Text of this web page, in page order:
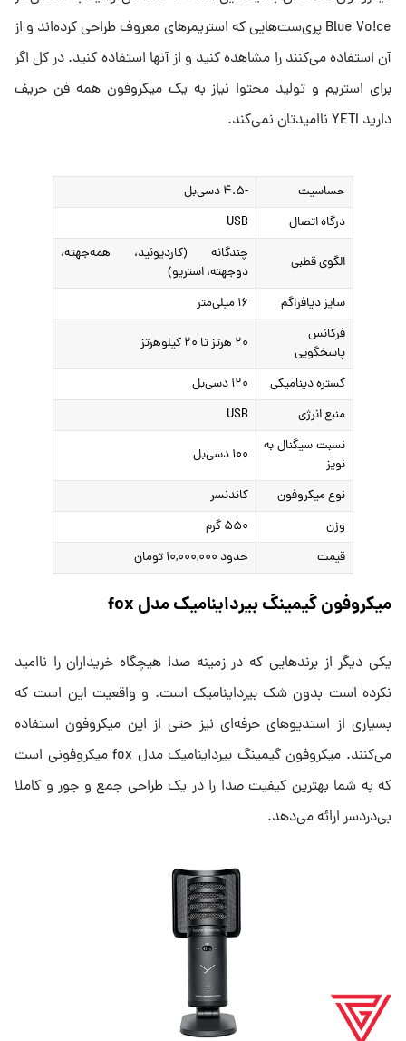
Blue Vo!ce پری‌ست‌هایی که استریمرهای معروف طراحی کرده‌اند و از
آن استفاده می‌کنند را مشاهده کنید و از آنها استفاده کنید. در کل اگر
برای استریم و تولید محتوا نیاز به یک میکروفون همه فن حریف
دارید YETI ناامیدتان نمی‌کند.
حساسیت
-۴.۵ دسی‌بل
درگاه اتصال
USB
الگوی قطبی
چندگانه (کاردیوئید، همه‌جهته،
دوجهته، استریو)
سایز دیافراگم
۱۶ میلی‌متر
فرکانس
پاسخگویی
۲۰ هرتز تا ۲۰ کیلوهرتز
گستره دینامیکی
۱۲۰ دسی‌بل
منبع انرژی
USB
نسبت سیگنال به
نویز
۱۰۰ دسی‌بل
نوع میکروفون
کاندنسر
وزن
۵۵۰ گرم
قیمت
حدود ۱۰,۰۰۰,۰۰۰ تومان
میکروفون گیمینگ بیرداینامیک مدل fox
یکی دیگر از برندهایی که در زمینه صدا هیچگاه خریداران را ناامید
نکرده است بدون شک بیرداینامیک است. و واقعیت این است که
بسیاری از استدیوهای حرفه‌ای نیز حتی از این میکروفون استفاده
می‌کنند. میکروفون گیمینگ بیرداینامیک مدل fox میکروفونی است
که به شما بهترین کیفیت صدا را در یک طراحی جمع و جور و کاملا
بی‌دردسر ارائه می‌دهد.